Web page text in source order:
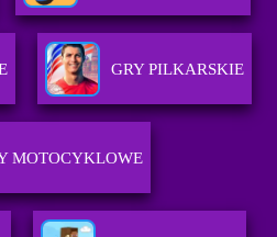
GRY PILKARSKIE
MOTOCYKLOWE